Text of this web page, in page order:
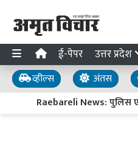
ई-पेपर उत्तर प्रदेश
व्हील्स अंतस
Raebareli News: पुलिस